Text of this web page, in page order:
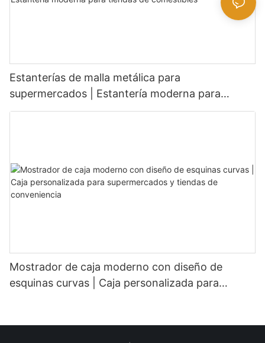
Estanterías de malla metálica para
supermercados | Estantería moderna para
tiendas de comestibles
Mostrador de caja moderno con diseño de
esquinas curvas | Caja personalizada para